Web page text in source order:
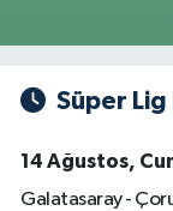
Süper
14 Ağustos,
Galatasaray -